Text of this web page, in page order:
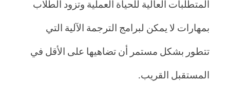
المتطلبات العالية للحياة العملية وتزود الطلاب
بمهارات لا يمكن لبرامج الترجمة الآلية التي
تتطور بشكل مستمر أن تضاهيها على الأقل في
المستقبل القريب.